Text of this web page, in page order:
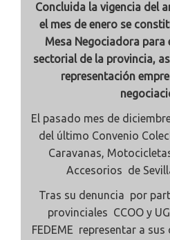
Concluida la vigencia del
el mes de enero se
Mesa Negociadora para
sectorial de la provincia,
representación
El pasado mes de
del último Convenio
Caravanas,
Accesorios de
Tras su denuncia por
provinciales CCOO y
FEDEME representar a